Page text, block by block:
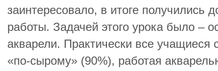
заинтересовало, в итоге получились
работы. Задачей этого урока было –
акварели. Практически все учащиеся
«по-сырому» (90%), работая